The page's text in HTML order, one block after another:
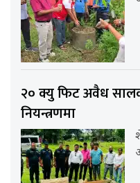
२० क्यु फिट अवैध
नियन्त्रणमा